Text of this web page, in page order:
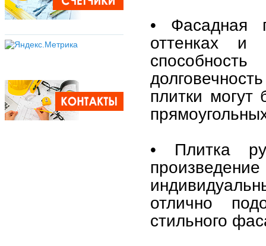
• Фасадная
оттенках и
плитки
• Плитка
отлично
стильного